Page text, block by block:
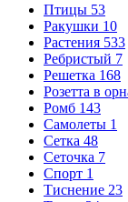
Птицы 53
Ракушки 10
Растения 533
Ребристый 7
Решетка 168
Розетта в
Ромб 143
Самолеты 1
Сетка 48
Сеточка 7
Спорт 1
Тиснение 23